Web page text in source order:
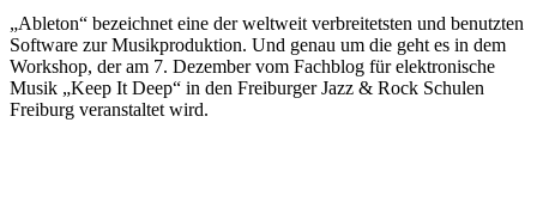
„Ableton“ bezeichnet eine der weltweit verbreitetsten und benutzten
Software zur Musikproduktion. Und genau um die geht es in dem
Workshop, der am 7. Dezember vom Fachblog für elektronische
Musik „Keep It Deep“ in den Freiburger Jazz & Rock Schulen
Freiburg veranstaltet wird.